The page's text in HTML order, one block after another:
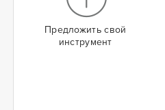
Предложить свой
инструмент